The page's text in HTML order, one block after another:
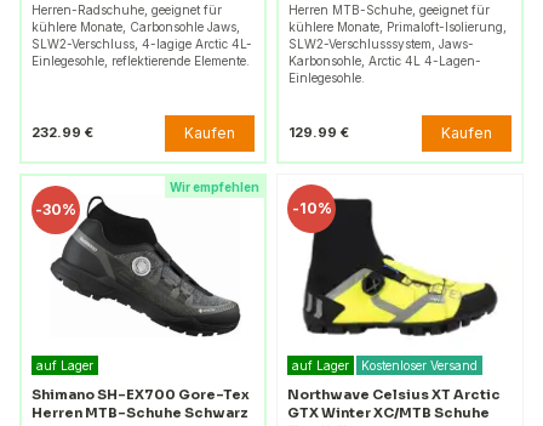
Herren-Radschuhe, geeignet für
kühlere Monate, Carbonsohle Jaws,
SLW2-Verschluss, 4-lagige Arctic 4L-
Einlegesohle, reflektierende Elemente.
232.99 € Kaufen
Herren MTB-Schuhe, geeignet für
kühlere Monate, Primaloft-Isolierung,
SLW2-Verschlusssystem, Jaws-
Karbonsohle, Arctic 4L 4-Lagen-
Einlegesohle.
129.99 € Kaufen
Wir empfehlen
-30%
auf Lager
Shimano SH-EX700 Gore-Tex
Herren MTB-Schuhe Schwarz
-10%
auf Lager Kostenloser Versand
Northwave Celsius XT Arctic
GTX Winter XC/MTB Schuhe